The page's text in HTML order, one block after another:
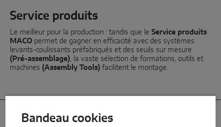
Coulissant parallèle
Composants système
PORTES
Instinct by MACO
MACO Protect M-TS
Service produits
Le meilleur pour la production : tandis que le Service produits
MACO permet de gagner en efficacité avec des systèmes
levants-coulissants préfabriqués et des seuils sur mesure
(Pré-assemblage), la vaste sélection de formations, outils et
machines (Assembly Tools) facilitent le montage.
Tous les services
Bandeau cookies